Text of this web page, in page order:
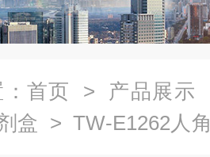
首页 > 产品展示
盒 > TW-E1262人